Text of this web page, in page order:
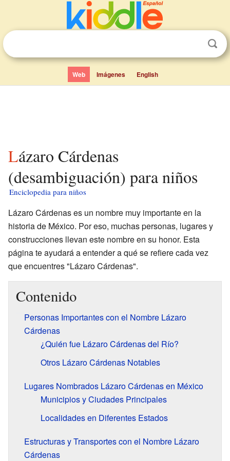
Web Imágenes English
Lázaro Cárdenas
(desambiguación) para niños
Enciclopedia para niños
Lázaro Cárdenas es un nombre muy importante en la
historia de México. Por eso, muchas personas, lugares y
construcciones llevan este nombre en su honor. Esta
página te ayudará a entender a qué se refiere cada vez
que encuentres "Lázaro Cárdenas".
Contenido
Personas Importantes con el Nombre Lázaro
Cárdenas
¿Quién fue Lázaro Cárdenas del Río?
Otros Lázaro Cárdenas Notables
Lugares Nombrados Lázaro Cárdenas en México
Municipios y Ciudades Principales
Localidades en Diferentes Estados
Estructuras y Transportes con el Nombre Lázaro
Cárdenas